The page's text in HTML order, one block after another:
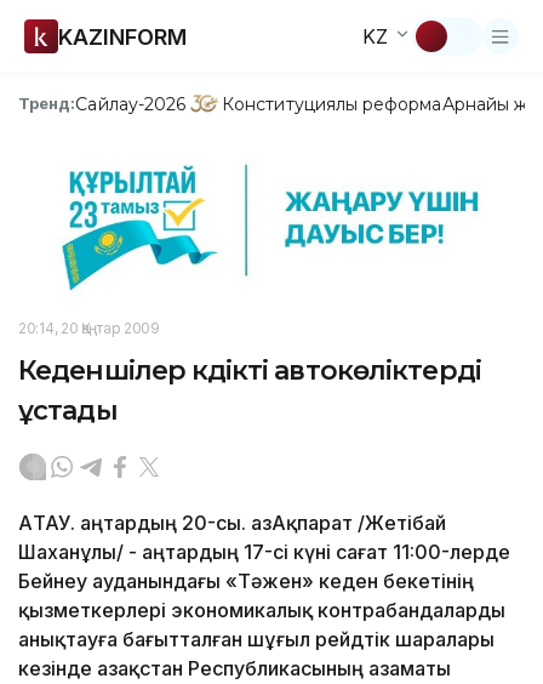
KAZINFORM KZ
Тренд:Сайлау-2026 Конституциялық реформаАрнайы
20:14, 20 Қаңтар 2009
Кеденшілер күдікті автокөліктерді
ұстады
АҚТАУ. Қаңтардың 20-сы. ҚазАқпарат /Жетібай
Шаханұлы/ - Қаңтардың 17-сі күні сағат 11:00-лерде
Бейнеу ауданындағы «Тәжен» кеден бекетінің
қызметкерлері экономикалық контрабандаларды
анықтауға бағытталған шұғыл рейдтік шаралары
кезінде Қазақстан Республикасының азаматы